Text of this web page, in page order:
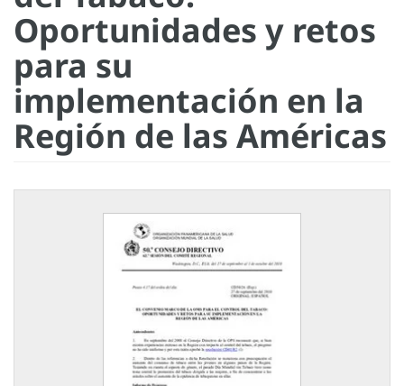
Oportunidades y retos
para su
implementación en la
Región de las Américas